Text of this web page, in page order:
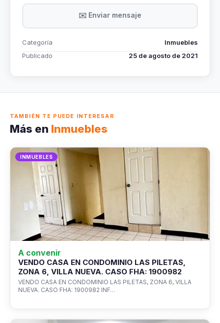
✉️ Enviar mensaje
Categoría
Inmuebles
Publicado
25 de agosto de 2021
TAMBIÉN TE PUEDE INTERESAR
Más en Inmuebles
INMUEBLES
A convenir
VENDO CASA EN CONDOMINIO LAS PILETAS,
ZONA 6, VILLA NUEVA. CASO FHA: 1900982
VENDO CASA EN CONDOMINIO LAS PILETAS, ZONA 6, VILLA
NUEVA. CASO FHA: 1900982 INF…